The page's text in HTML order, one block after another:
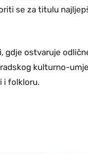
se za titulu
gdje ostvaruje
kulturno-
i folkloru.